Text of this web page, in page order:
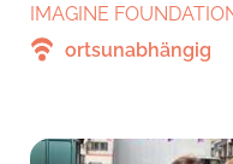
IMAGINE
ortsunabhängig